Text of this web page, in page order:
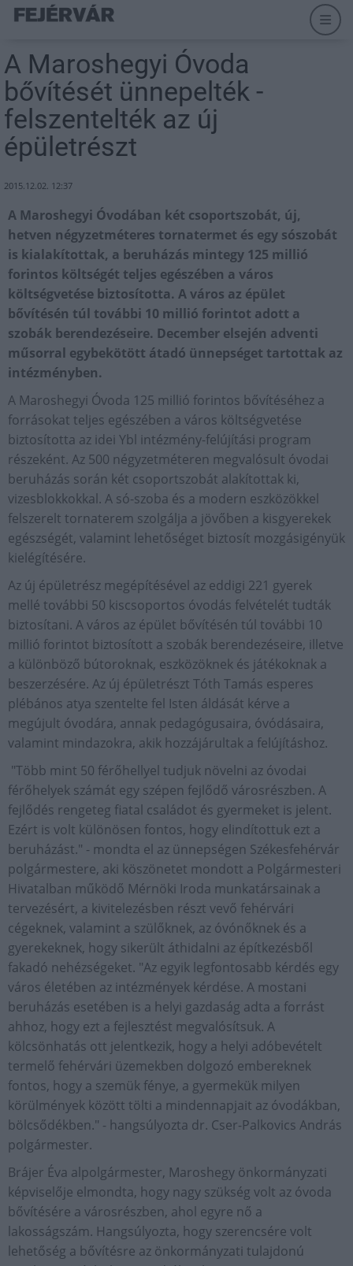
A Maroshegyi Óvoda
bővítését ünnepelték -
felszentelték az új
épületrészt
2015.12.02. 12:37
A Maroshegyi Óvodában két csoportszobát, új,
hetven négyzetméteres tornatermet és egy sószobát
is kialakítottak, a beruházás mintegy 125 millió
forintos költségét teljes egészében a város
költségvetése biztosította. A város az épület
bővítésén túl további 10 millió forintot adott a
szobák berendezéseire. December elsején adventi
műsorral egybekötött átadó ünnepséget tartottak az
intézményben.
A Maroshegyi Óvoda 125 millió forintos bővítéséhez a
forrásokat teljes egészében a város költségvetése
biztosította az idei Ybl intézmény-felújítási program
részeként. Az 500 négyzetméteren megvalósult óvodai
beruházás során két csoportszobát alakítottak ki,
vizesblokkokkal. A só-szoba és a modern eszközökkel
felszerelt tornaterem szolgálja a jövőben a kisgyerekek
egészségét, valamint lehetőséget biztosít mozgásigényük
kielégítésére.
Az új épületrész megépítésével az eddigi 221 gyerek
mellé további 50 kiscsoportos óvodás felvételét tudták
biztosítani. A város az épület bővítésén túl további 10
millió forintot biztosított a szobák berendezéseire, illetve
a különböző bútoroknak, eszközöknek és játékoknak a
beszerzésére. Az új épületrészt Tóth Tamás esperes
plébános atya szentelte fel Isten áldását kérve a
megújult óvodára, annak pedagógusaira, óvódásaira,
valamint mindazokra, akik hozzájárultak a felújításhoz.
"Több mint 50 férőhellyel tudjuk növelni az óvodai
férőhelyek számát egy szépen fejlődő városrészben. A
fejlődés rengeteg fiatal családot és gyermeket is jelent.
Ezért is volt különösen fontos, hogy elindítottuk ezt a
beruházást." - mondta el az ünnepségen Székesfehérvár
polgármestere, aki köszönetet mondott a Polgármesteri
Hivatalban működő Mérnöki Iroda munkatársainak a
tervezésért, a kivitelezésben részt vevő fehérvári
cégeknek, valamint a szülőknek, az óvónőknek és a
gyerekeknek, hogy sikerült áthidalni az építkezésből
fakadó nehézségeket. "Az egyik legfontosabb kérdés egy
város életében az intézmények kérdése. A mostani
beruházás esetében is a helyi gazdaság adta a forrást
ahhoz, hogy ezt a fejlesztést megvalósítsuk. A
kölcsönhatás ott jelentkezik, hogy a helyi adóbevételt
termelő fehérvári üzemekben dolgozó embereknek
fontos, hogy a szemük fénye, a gyermekük milyen
körülmények között tölti a mindennapjait az óvodákban,
bölcsődékben." - hangsúlyozta dr. Cser-Palkovics András
polgármester.
Brájer Éva alpolgármester, Maroshegy önkormányzati
képviselője elmondta, hogy nagy szükség volt az óvoda
bővítésére a városrészben, ahol egyre nő a
lakosságszám. Hangsúlyozta, hogy szerencsére volt
lehetőség a bővítésre az önkormányzati tulajdonú